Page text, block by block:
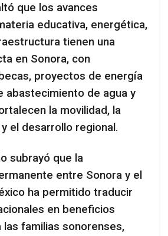
que los avances
educativa, energética,
tienen una
en Sonora, con
proyectos de energía
abastecimiento de agua y
la movilidad, la
el desarrollo regional.
subrayó que la
entre Sonora y el
ha permitido traducir
en beneficios
familias sonorenses,